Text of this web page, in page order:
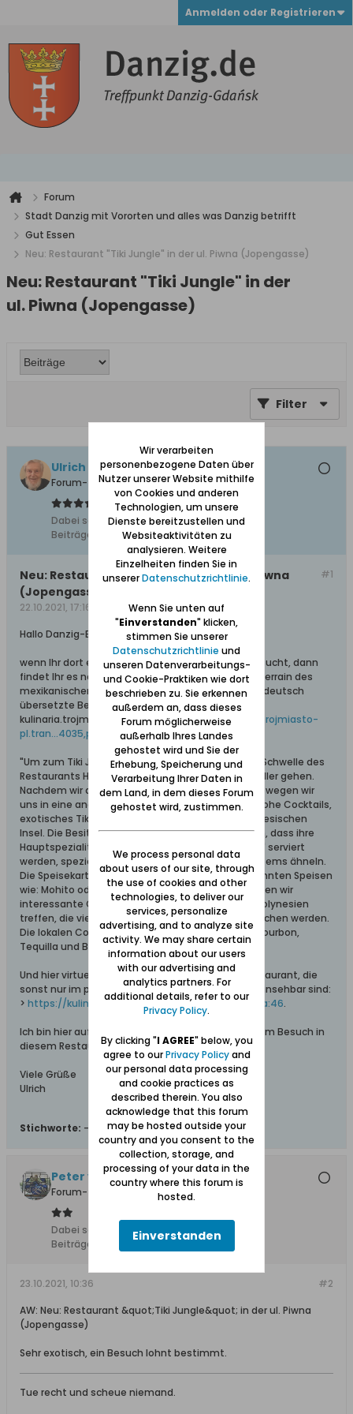
Anmelden oder Registrieren
Forum
Stadt Danzig mit Vororten und alles was Danzig betrifft
Gut Essen
Neu: Restaurant "Tiki Jungle" in der ul. Piwna (Jopengasse)
Neu: Restaurant "Tiki Jungle" in der
ul. Piwna (Jopengasse)
Filter
Ulrich 31
Forum-Teilnehmer
Dabei seit:
04.11.2011
Beiträge:
#1
Neu: Restaurant "Tiki Jungle" in der ul. Piwna
(Jopengasse)
22.10.2021, 17:16
Hallo Danzig-Besucher,
wenn Ihr dort ein außergewöhnliches Restaurant sucht, dann
findet Ihr es neuerdings in der Piwna 50/51 im Souterrain des
mexikanischen Restaurants "Hola Tapas". Hier die deutsch
übersetzte Beschreibung dazu aus dem heutigen
kulinaria.trojmiasto.pl-Artikel (>https://kulinaria-trojmiasto-
pl.tran...4035,pozycja:0) - Zitat:
"Um zum Tiki Jungle zu gelangen, müssen Sie die Schwelle des
Restaurants Hola Tapas überqueren und in den Keller gehen.
Nachdem wir die Schwelle überschritten haben, bewegen wir
uns in eine andere Welt. Erfrischende und farbenfrohe Cocktails,
exotisches Tiki-Klima, die Atmosphäre einer polynesischen
Insel. Die Besitzer des Restaurants argumentieren, dass ihre
Hauptspezialitäten Cocktails sind, die in "Magiern" serviert
werden, speziellen Bechern, die polynesischen Totems ähneln.
Die Speisekarte enthält keine typischen und bekannten Speisen
wie: Mohito oder Sex am Strand. Stattdessen werden wir
interessante Geschmacksrichtungen direkt aus Polynesien
treffen, die viele Fans von Mixology positiv überraschen werden.
Die lokalen Cocktails werden auf Basis von Rum, Bourbon,
Tequilla und Brandy zubereitet."
Und hier virtuelle Eindrücke von diesem Keller-Restaurant, die
sonst nur im polnischen Original des o.a. Artikels einsehbar sind:
> https://kulinaria.trojmiasto.pl/Nowe...041,pozycja:46.
Ich bin hier auf den ersten Erlebnisbericht von einem Besuch in
diesem Restaurant gespannt.
Viele Grüße
Ulrich
Stichworte: -
Peter von Groddeck
Forum-Teilnehmer
Dabei seit:
11.02.2008
Beiträge:
#2
23.10.2021, 10:36
AW: Neu: Restaurant &quot;Tiki Jungle&quot; in der ul. Piwna
(Jopengasse)
Sehr exotisch, ein Besuch lohnt bestimmt.
Tue recht und scheue niemand.
Wir verarbeiten
personenbezogene Daten über
Nutzer unserer Website mithilfe
von Cookies und anderen
Technologien, um unsere
Dienste bereitzustellen und
Websiteaktivitäten zu
analysieren. Weitere
Einzelheiten finden Sie in
unsererDatenschutzrichtlinie.
Wenn Sie unten auf
"Einverstanden" klicken,
stimmen Sie unserer
Datenschutzrichtlinie und
unseren Datenverarbeitungs-
und Cookie-Praktiken wie dort
beschrieben zu. Sie erkennen
außerdem an, dass dieses
Forum möglicherweise
außerhalb Ihres Landes
gehostet wird und Sie der
Erhebung, Speicherung und
Verarbeitung Ihrer Daten in
dem Land, in dem dieses Forum
gehostet wird, zustimmen.
We process personal data
about users of our site, through
the use of cookies and other
technologies, to deliver our
services, personalize
advertising, and to analyze site
activity. We may share certain
information about our users
with our advertising and
analytics partners. For
additional details, refer to our
Privacy Policy.
By clicking "I AGREE" below, you
agree to ourPrivacy Policyand
our personal data processing
and cookie practices as
described therein. You also
acknowledge that this forum
may be hosted outside your
country and you consent to the
collection, storage, and
processing of your data in the
country where this forum is
hosted.
Einverstanden